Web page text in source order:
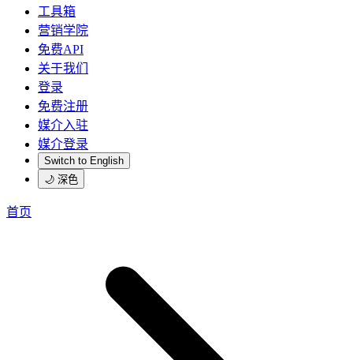
工具箱
营销学院
免费API
关于我们
登录
免费注册
媒介入驻
媒介登录
Switch to English
🌙 深色
首页